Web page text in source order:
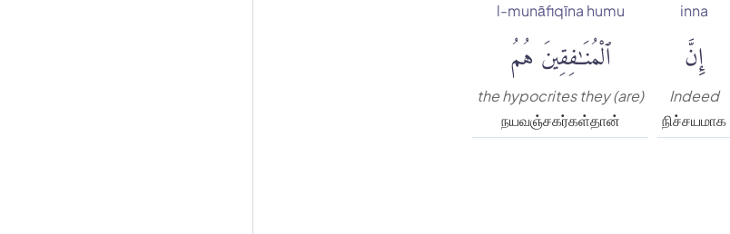
inna
إِنَّ
Indeed
நிச்சயமாக
l-munāfiqīna humu
ٱلْمُنَٰفِقِينَ هُمُ
the hypocrites they (are)
நயவஞ்சகர்கள்தான்